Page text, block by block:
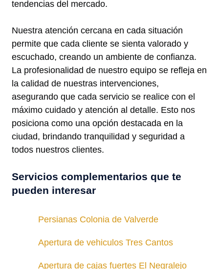
tendencias del mercado.
Nuestra atención cercana en cada situación
permite que cada cliente se sienta valorado y
escuchado, creando un ambiente de confianza.
La profesionalidad de nuestro equipo se refleja en
la calidad de nuestras intervenciones,
asegurando que cada servicio se realice con el
máximo cuidado y atención al detalle. Esto nos
posiciona como una opción destacada en la
ciudad, brindando tranquilidad y seguridad a
todos nuestros clientes.
Servicios complementarios que te
pueden interesar
Persianas Colonia de Valverde
Apertura de vehiculos Tres Cantos
Apertura de cajas fuertes El Negralejo